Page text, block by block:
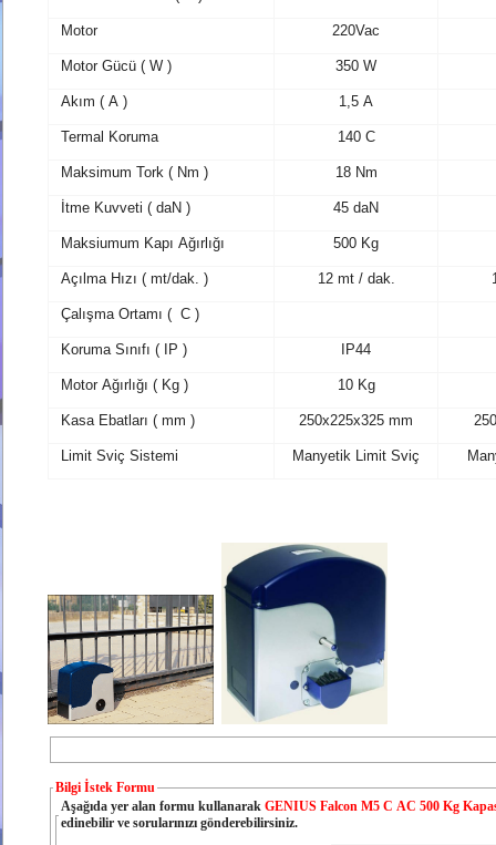
Motor 220Vac
Motor Gücü ( W ) 350 W
Akım ( A ) 1,5 A
Termal Koruma 140 C
Maksimum Tork ( Nm ) 18 Nm
İtme Kuvveti ( daN ) 45 daN
Maksiumum Kapı Ağırlığı 500 Kg
Açılma Hızı ( mt/dak. ) 12 mt / dak.
Çalışma Ortamı ( C )
Koruma Sınıfı ( IP ) IP44
Motor Ağırlığı ( Kg ) 10 Kg
Kasa Ebatları ( mm ) 250x225x325 mm
Limit Sviç Sistemi Manyetik Limit Sviç
Bilgi İstek Formu
Aşağıda yer alan formu kullanarak GENIUS Falcon M5 C AC 500 Kg
edinebilir ve sorularınızı gönderebilirsiniz.